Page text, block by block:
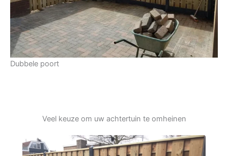
Dubbele poort
Veel keuze om uw achtertuin te omheinen